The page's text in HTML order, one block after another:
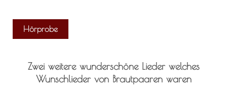
Hörprobe
Zwei weitere wunderschöne Lieder welches
Wunschlieder von Brautpaaren waren